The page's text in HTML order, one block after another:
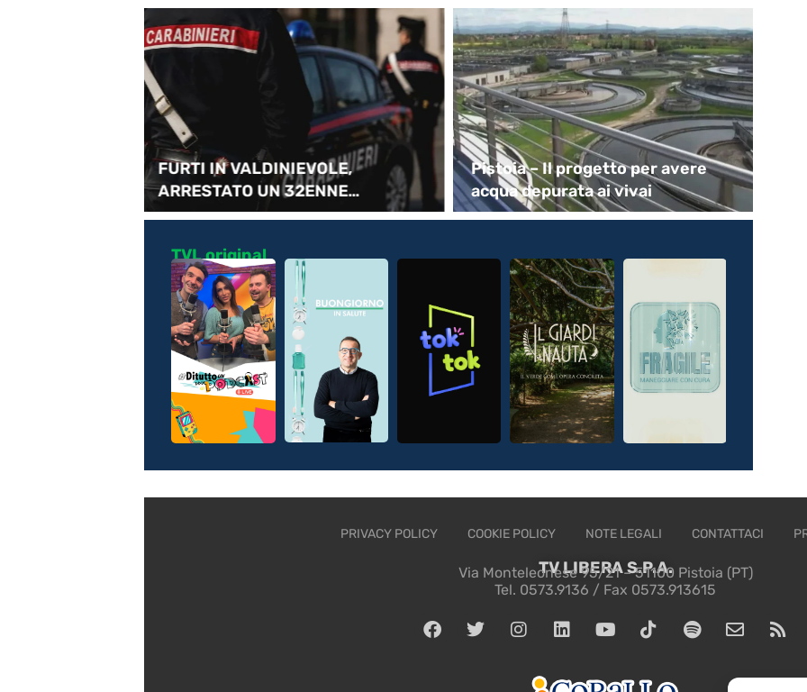
FURTI IN VALDINIEVOLE,
ARRESTATO UN 32ENNE
NIGERIANO
Pistoia – Il progetto per avere
acqua depurata ai vivai
TVL original
PRIVACY POLICY COOKIE POLICY NOTE LEGALI CONTATTACI
TV LIBERA S.P.A.
Via Monteleonese 95/21 – 51100 Pistoia (PT)
Tel. 0573.9136 / Fax 0573.913615